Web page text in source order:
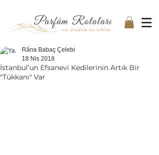
İstanbul’un Efsanevi Kedilerinin Artık Bir
"Tükkanı" Var
Râna Babaç Çelebi
18 Nis 2018